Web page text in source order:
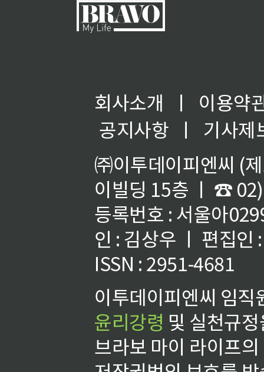
회사소개 ㅣ
이용약
공지사항
ㅣ
기사제
㈜이투데이피엔씨 (
이빌딩 15층 ㅣ ☎
등록번호 : 서울아
인 : 김상우 ㅣ 편집인
ISSN : 2951-4681
이투데이피엔씨 임
윤리강령 및 실천규
브라보 마이 라이프